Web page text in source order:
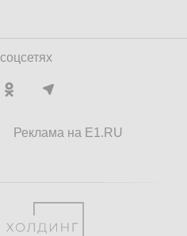
Реклама на E1.RU